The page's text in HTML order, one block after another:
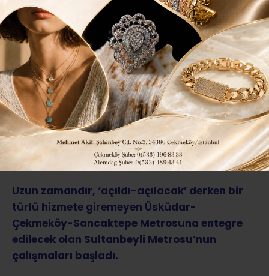
SULTANBEYLİ’DE METRO
ÇALIŞMALARI BAŞLADI..
Giriş: 16-11-2017 17:07
Güncelleme: 16-11-2017 17:07
243 Güncel İLÇELERDEN HABERLER
ABONE OL
Uzun zamandır, ‘açıldı-açılacak’ derken bir
türlü hizmete giremeyen Üsküdar-
Çekmeköy-Sancaktepe Metrosuna entegre
edilecek olan Sultanbeyli Metrosu’nun
çalışmaları başladı.